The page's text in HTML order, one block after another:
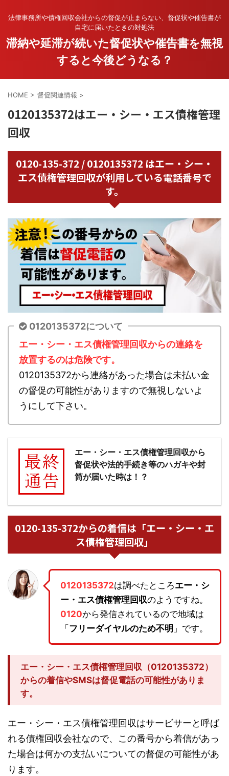
法律事務所や債権回収会社からの督促が止まらない、督促状や催告書が
自宅に届いたときの対処法
滞納や延滞が続いた督促状や催告書を無視
すると今後どうなる？
HOME > 督促関連情報 >
0120135372はエー・シー・エス債権管理
回収
0120-135-372 / 0120135372 はエー・シー・
エス債権管理回収が利用している電話番号で
す。
0120135372について
エー・シー・エス債権管理回収からの連絡を
放置するのは危険です。
0120135372から連絡があった場合は未払い金
の督促の可能性がありますので無視しないよ
うにして下さい。
エー・シー・エス債権管理回収から
督促状や法的手続き等のハガキや封
筒が届いた時は！？
0120-135-372からの着信は「エー・シー・エ
ス債権管理回収」
0120135372は調べたところエー・シ
ー・エス債権管理回収のようですね。
0120から発信されているので地域は
「 フリーダイヤルのため不明 」です。
エー・シー・エス債権管理回収（0120135372）
からの着信やSMSは督促電話の可能性がありま
す。
エー・シー・エス債権管理回収はサービサーと呼ば
れる債権回収会社なので、この番号から着信があっ
た場合は何かの支払いについての督促の可能性があ
ります。